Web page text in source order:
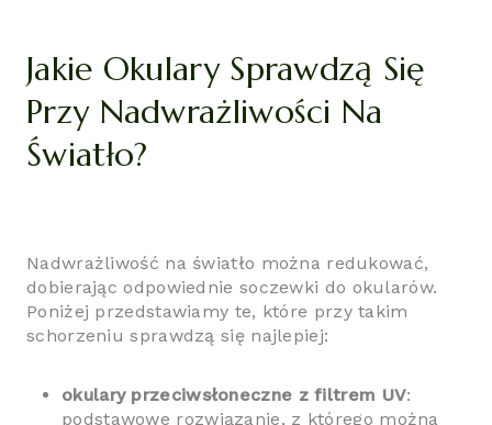
Jakie Okulary Sprawdzą Się
Przy Nadwrażliwości Na
Światło?
Nadwrażliwość na światło można redukować,
dobierając odpowiednie soczewki do okularów.
Poniżej przedstawiamy te, które przy takim
schorzeniu sprawdzą się najlepiej:
okulary przeciwsłoneczne z filtrem UV:
podstawowe rozwiązanie, z którego można